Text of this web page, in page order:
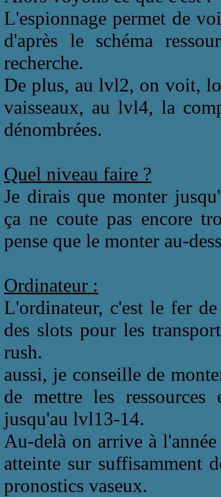
L'espionnage permet de
d'après le schéma
recherche.
De plus, au lvl2, on voit,
vaisseaux, au lvl4, la
dénombrées.
Quel niveau faire ?
Je dirais que monter
ça ne coute pas encore
pense que le monter au-
Ordinateur :
L'ordinateur, c'est le fer
des slots pour les
rush.
aussi, je conseille de
de mettre les
jusqu'au lvl13-14.
Au-delà on arrive à
atteinte sur suffisamment
pronostics vaseux.